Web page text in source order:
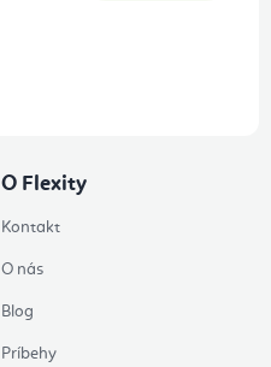
O Flexity
Kontakt
O nás
Blog
Príbehy